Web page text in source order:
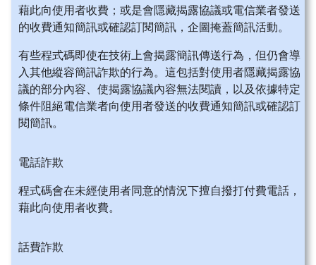
藉此向使用者收費；或是會隱藏揭露協議或電信業者發送
的收費通知簡訊或確認訂閱簡訊，企圖掩蓋簡訊活動。
有些程式碼即使在技術上會揭露簡訊傳送行為，但仍會導
入其他縱容簡訊詐欺的行為。這包括對使用者隱藏揭露協
議的部分內容、使揭露協議內容無法閱讀，以及依據特定
條件阻絕電信業者向使用者發送的收費通知簡訊或確認訂
閱簡訊。
電話詐欺
程式碼會在未經使用者同意的情況下擅自撥打付費電話，
藉此向使用者收費。
話費詐欺